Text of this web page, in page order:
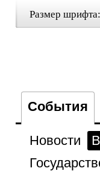
Размер шрифта:
События
Новости